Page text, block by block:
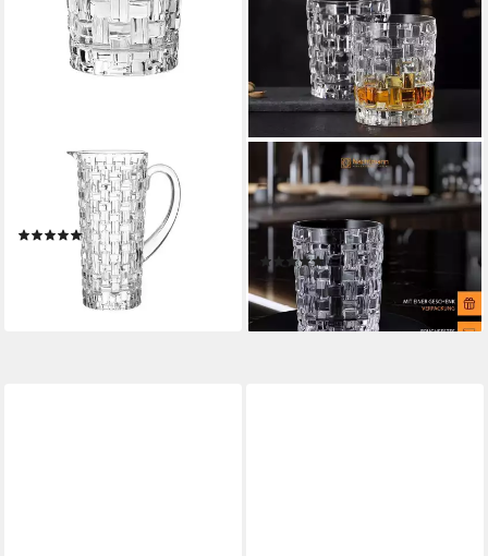
NACHTMANN
Gläser-Set Bossa Nova Krug
Set 5tlg., Kristallglas
(6)
UVP60,00 €
lieferbar - in 2-3 Werktagen bei dir
NACHTMANN
Whiskyglas Bossa Nova
Whiskygläser 330 ml 4er Set,
4-tlg., Glas
(18)
ab 29,44 €
lieferbar - in 3-4 Werktagen bei dir